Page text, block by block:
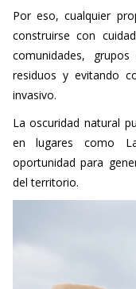
Por eso, cualquier
construirse con
comunidades,
residuos y evitando
invasivo.
La oscuridad natural
en lugares como
oportunidad para
del territorio.